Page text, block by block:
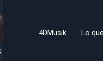
4DMusik Lo